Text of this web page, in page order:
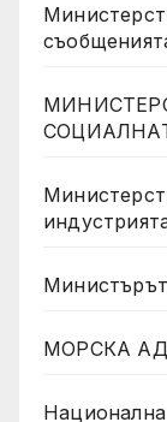
МОРСКА